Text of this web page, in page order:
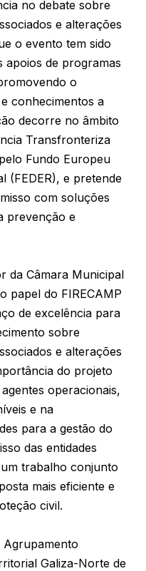
no debate sobre
e alterações
o evento tem sido
apoios de programas
o
conhecimentos a
decorre no âmbito
Transfronteriza
Fundo Europeu
(FEDER), e pretende
com soluções
prevenção e
da Câmara Municipal
papel do FIRECAMP
de excelência para
sobre
e alterações
do projeto
operacionais,
e na
para a gestão do
das entidades
trabalho conjunto
mais eficiente e
civil.
Galiza-Norte de